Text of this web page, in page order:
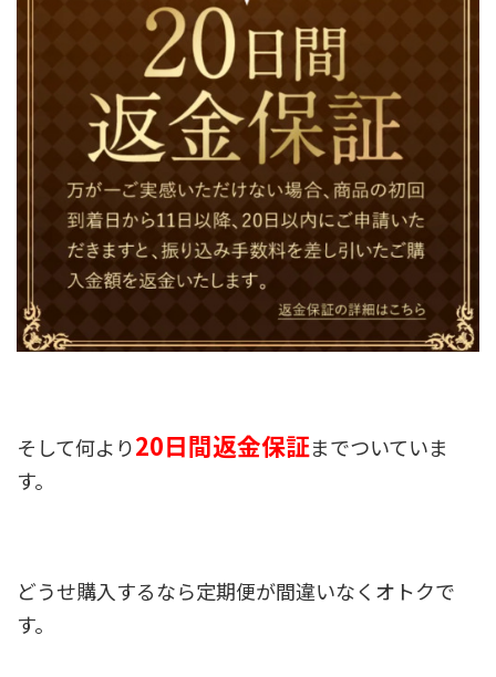
そして何より20日間返金保証までついていま
す。
どうせ購入するなら定期便が間違いなくオトクで
す。